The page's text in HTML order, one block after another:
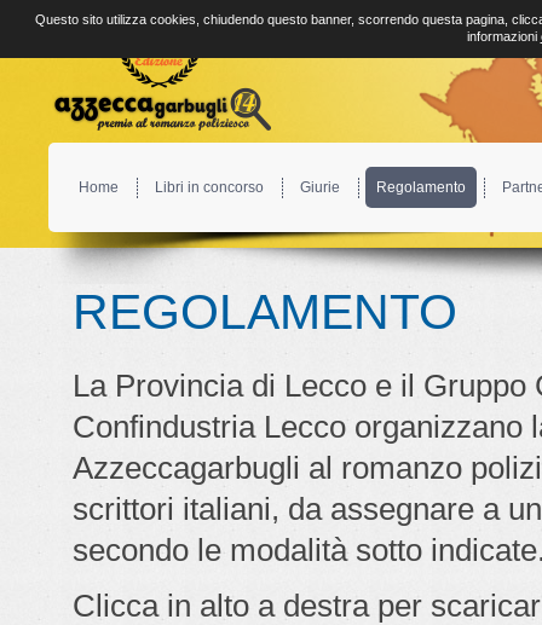
Home Libri in concorso Giurie Regolamento
REGOLAMENTO
La Provincia di Lecco e il Gruppo
Confindustria Lecco organizzano
Azzeccagarbugli al romanzo
scrittori italiani, da assegnare a
secondo le modalità sotto
Clicca in alto a destra per
Questo sito utilizza cookies, chiudendo questo banner, scorrendo questa pagina,
informazioni